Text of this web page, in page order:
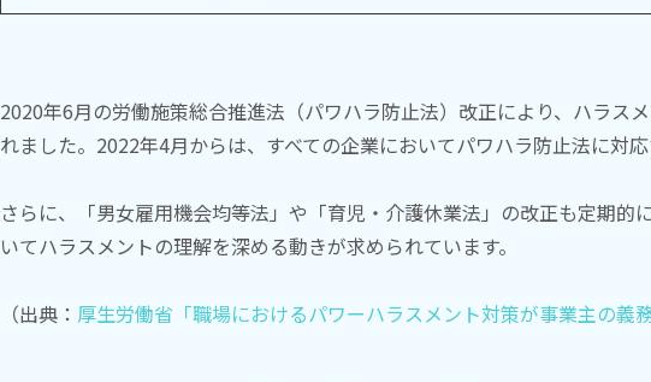
2020年6月の労働施策総合推進法（パワハラ防止法）改正により、ハラス
れました。2022年4月からは、すべての企業においてパワハラ防止法に対
さらに、「男女雇用機会均等法」や「育児・介護休業法」の改正も定期的
いてハラスメントの理解を深める動きが求められています。
（出典： 厚生労働省「職場におけるパワーハラスメント対策が事業主の義